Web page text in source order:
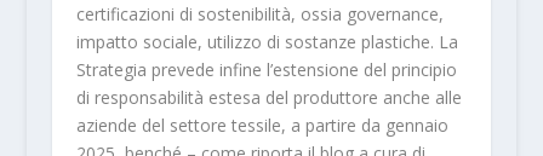
certificazioni di sostenibilità, ossia governance,
impatto sociale, utilizzo di sostanze plastiche. La
Strategia prevede infine l’estensione del principio
di responsabilità estesa del produttore anche alle
aziende del settore tessile, a partire da gennaio